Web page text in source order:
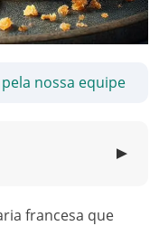
nossa equipe
▼
francesa que